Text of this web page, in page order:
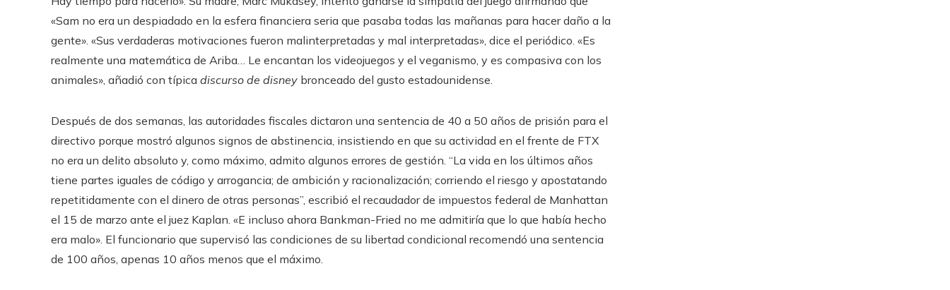
«Sam no era un despiadado en la esfera financiera seria que pasaba todas las mañanas para hacer daño a la
gente». «Sus verdaderas motivaciones fueron malinterpretadas y mal interpretadas», dice el periódico. «Es
realmente una matemática de Ariba… Le encantan los videojuegos y el veganismo, y es compasiva con los
animales», añadió con típica discurso de disney bronceado del gusto estadounidense.
Después de dos semanas, las autoridades fiscales dictaron una sentencia de 40 a 50 años de prisión para el
directivo porque mostró algunos signos de abstinencia, insistiendo en que su actividad en el frente de FTX
no era un delito absoluto y, como máximo, admito algunos errores de gestión. “La vida en los últimos años
tiene partes iguales de código y arrogancia; de ambición y racionalización; corriendo el riesgo y apostatando
repetitidamente con el dinero de otras personas”, escribió el recaudador de impuestos federal de Manhattan
el 15 de marzo ante el juez Kaplan. «E incluso ahora Bankman-Fried no me admitiría que lo que había hecho
era malo». El funcionario que supervisó las condiciones de su libertad condicional recomendó una sentencia
de 100 años, apenas 10 años menos que el máximo.